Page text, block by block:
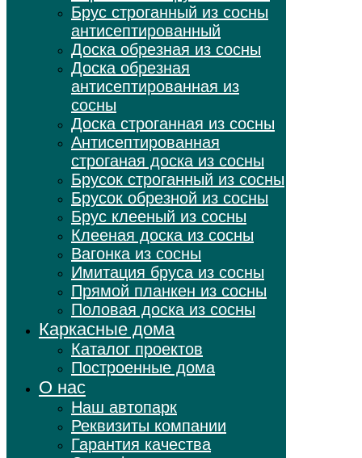
Брус строганный из сосны
антисептированный
Доска обрезная из сосны
Доска обрезная
антисептированная из
сосны
Доска строганная из сосны
Антисептированная
строганая доска из сосны
Брусок строганный из сосны
Брусок обрезной из сосны
Брус клееный из сосны
Клееная доска из сосны
Вагонка из сосны
Имитация бруса из сосны
Прямой планкен из сосны
Половая доска из сосны
Каркасные дома
Каталог проектов
Построенные дома
О нас
Наш автопарк
Реквизиты компании
Гарантия качества